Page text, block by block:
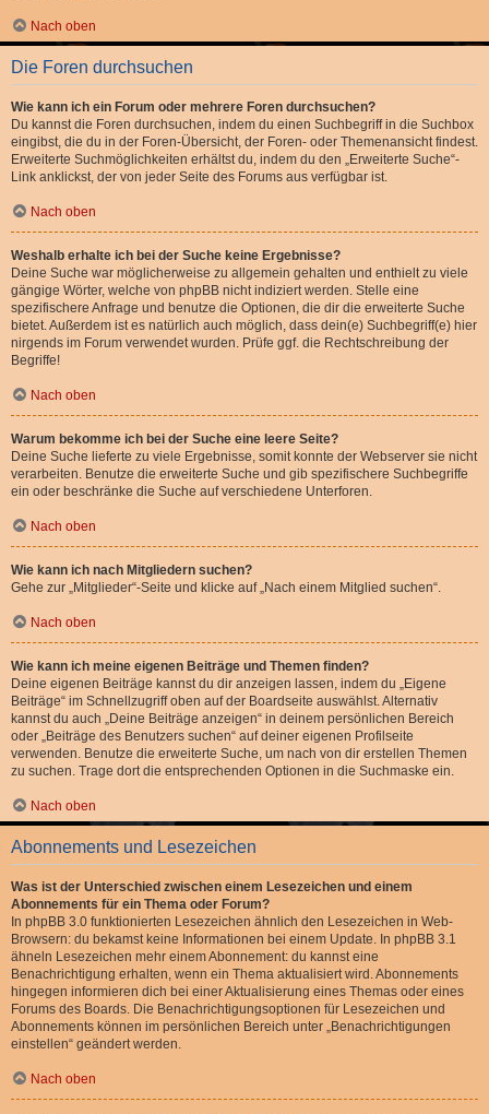
Nach oben
Die Foren durchsuchen
Wie kann ich ein Forum oder mehrere Foren durchsuchen?
Du kannst die Foren durchsuchen, indem du einen Suchbegriff in die Suchbox
eingibst, die du in der Foren-Übersicht, der Foren- oder Themenansicht findest.
Erweiterte Suchmöglichkeiten erhältst du, indem du den „Erweiterte Suche“-
Link anklickst, der von jeder Seite des Forums aus verfügbar ist.
Nach oben
Weshalb erhalte ich bei der Suche keine Ergebnisse?
Deine Suche war möglicherweise zu allgemein gehalten und enthielt zu viele
gängige Wörter, welche von phpBB nicht indiziert werden. Stelle eine
spezifischere Anfrage und benutze die Optionen, die dir die erweiterte Suche
bietet. Außerdem ist es natürlich auch möglich, dass dein(e) Suchbegriff(e) hier
nirgends im Forum verwendet wurden. Prüfe ggf. die Rechtschreibung der
Begriffe!
Nach oben
Warum bekomme ich bei der Suche eine leere Seite?
Deine Suche lieferte zu viele Ergebnisse, somit konnte der Webserver sie nicht
verarbeiten. Benutze die erweiterte Suche und gib spezifischere Suchbegriffe
ein oder beschränke die Suche auf verschiedene Unterforen.
Nach oben
Wie kann ich nach Mitgliedern suchen?
Gehe zur „Mitglieder“-Seite und klicke auf „Nach einem Mitglied suchen“.
Nach oben
Wie kann ich meine eigenen Beiträge und Themen finden?
Deine eigenen Beiträge kannst du dir anzeigen lassen, indem du „Eigene
Beiträge“ im Schnellzugriff oben auf der Boardseite auswählst. Alternativ
kannst du auch „Deine Beiträge anzeigen“ in deinem persönlichen Bereich
oder „Beiträge des Benutzers suchen“ auf deiner eigenen Profilseite
verwenden. Benutze die erweiterte Suche, um nach von dir erstellen Themen
zu suchen. Trage dort die entsprechenden Optionen in die Suchmaske ein.
Nach oben
Abonnements und Lesezeichen
Was ist der Unterschied zwischen einem Lesezeichen und einem
Abonnements für ein Thema oder Forum?
In phpBB 3.0 funktionierten Lesezeichen ähnlich den Lesezeichen in Web-
Browsern: du bekamst keine Informationen bei einem Update. In phpBB 3.1
ähneln Lesezeichen mehr einem Abonnement: du kannst eine
Benachrichtigung erhalten, wenn ein Thema aktualisiert wird. Abonnements
hingegen informieren dich bei einer Aktualisierung eines Themas oder eines
Forums des Boards. Die Benachrichtigungsoptionen für Lesezeichen und
Abonnements können im persönlichen Bereich unter „Benachrichtigungen
einstellen“ geändert werden.
Nach oben